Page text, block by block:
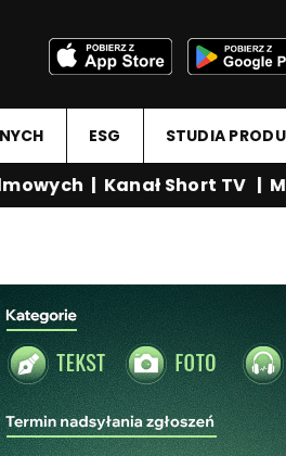
ESG STUDIA
|Kanał Short TV |